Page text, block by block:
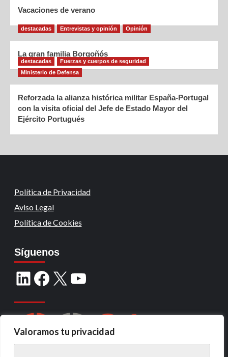
Valoramos tu privacidad
Vacaciones de verano
destacadas Entrevistas y opinión Opinión
La gran familia Borgoñós
destacadas
Fuerzas y cuerpos de seguridad
Ministerio de Defensa
Reforzada la alianza histórica militar España-Portugal
con la visita oficial del Jefe de Estado Mayor del
Ejército Portugués
Política de Privacidad
Aviso Legal
Política de Cookies
Síguenos